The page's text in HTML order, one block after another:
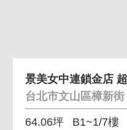
台北市文山區樟新街
64.06坪 B1~1/7樓